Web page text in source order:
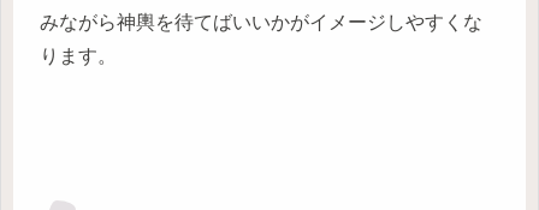
みながら神輿を待てばいいかがイメージしやすくな
ります。